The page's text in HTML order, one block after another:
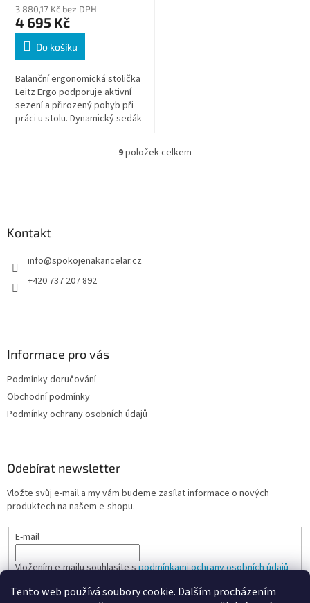
Tento web používá soubory cookie. Dalším procházením
3 880,17 Kč bez DPH
4 695 Kč
Do košíku
Balanční ergonomická stolička
Leitz Ergo podporuje aktivní
sezení a přirozený pohyb při
práci u stolu. Dynamický sedák
O
l
9položek celkem
Kontakt
info@spokojenakancelar.cz
+420 737 207 892
Informace pro vás
Podmínky doručování
Obchodní podmínky
Podmínky ochrany osobních údajů
Odebírat newsletter
Vložte svůj e-mail a my vám budeme zasílat informace o nových
produktech na našem e-shopu.
E-mail
Vložením e-mailu souhlasíte spodmínkami ochrany osobních údajů
PŘIHLÁSIT SE